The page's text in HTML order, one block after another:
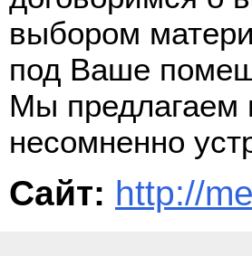
выбором
под Ваше
Мы предлагаем
несомненно
Сайт: http://